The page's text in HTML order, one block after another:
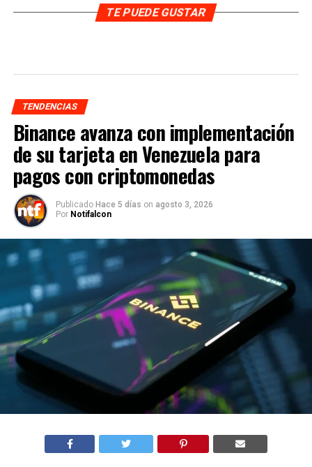
TE PUEDE GUSTAR
TENDENCIAS
Binance avanza con implementación
de su tarjeta en Venezuela para
pagos con criptomonedas
Publicado Hace 5 días on agosto 3, 2026
Por Notifalcon